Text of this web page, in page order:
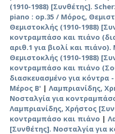
(1910-1988) [Συνθέτης].
piano : op.35 / Μόρος,
Θεμιστοκλής (1910-1988)
κοντραμπάσο και πιάνο
αριθ.1 για βιολί και
Θεμιστοκλής (1910-1988)
κοντραμπάσο και πιάνο
διασκευασμένο για κόντρα
Μέρος Β' | Λαμπριανίδης,
Νοσταλγία για
Λαμπριανίδης, Χρήστος
κοντραμπάσο και πιάνο |
[Συνθέτης]. Νοσταλγία για